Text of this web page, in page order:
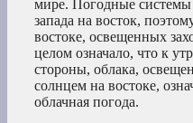
мире. Погодные
запада на восток,
востоке, освещенных
целом означало, что к
стороны, облака,
солнцем на востоке,
облачная погода.